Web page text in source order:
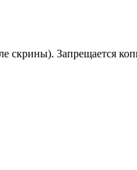
скрины). Запрещается